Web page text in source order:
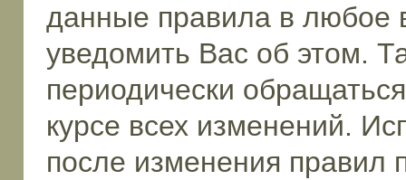
данные правила в любое
уведомить Вас об этом.
периодически
курсе всех изменений.
после изменения правил